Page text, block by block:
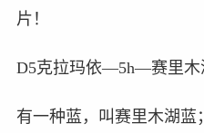
片！
D5克拉玛依—5h—赛里木
有一种蓝，叫赛里木湖蓝